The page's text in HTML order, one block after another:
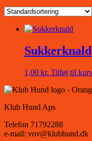
Sukkerknald
1,00 kr. Tilføj til
Klub Hund Aps
Telefon 71792288
e-mail: vov@klubhund.dk